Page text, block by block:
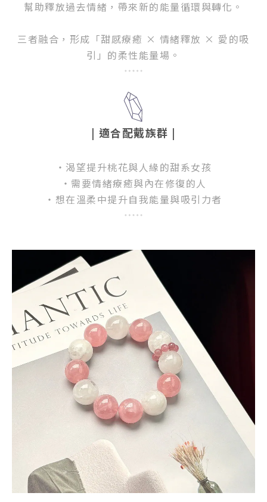
幫助釋放過去情緒，帶來新的能量循環與轉化。
三者融合，形成「甜感療癒 × 情緒釋放 × 愛的吸
引」的柔性能量場。
| 適合配戴族群 |
・渴望提升桃花與人緣的甜系女孩
・需要情緒療癒與內在修復的人
・想在溫柔中提升自我能量與吸引力者